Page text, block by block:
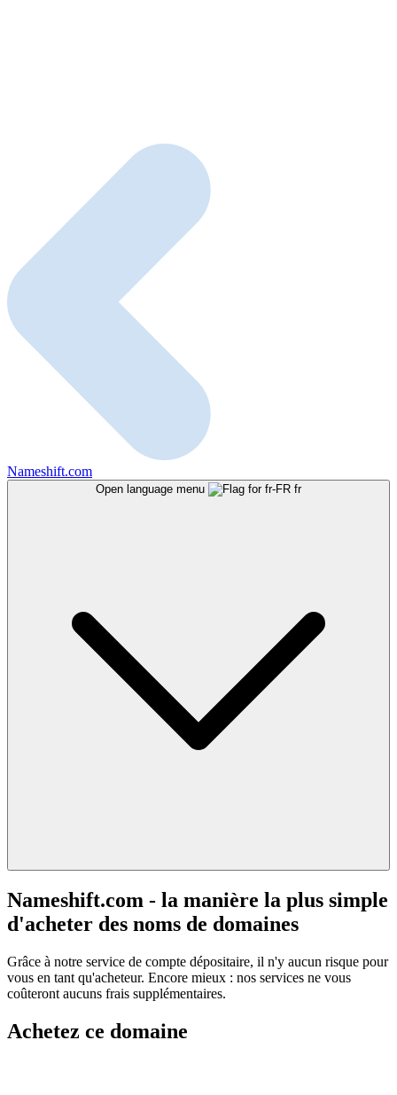
Nameshift.com
Open language menu fr
Nameshift.com - la manière la plus simple
d'acheter des noms de domaines
Grâce à notre service de compte dépositaire, il n'y aucun risque pour
vous en tant qu'acheteur. Encore mieux : nos services ne vous
coûteront aucuns frais supplémentaires.
Achetez ce domaine